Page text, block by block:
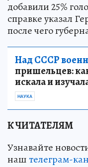
добавили 25%
справке указал
после чего
Над СССР
пришельцев:
искала и
НАУКА
К ЧИТАТЕЛЯМ
Узнавайте
наштелеграм-